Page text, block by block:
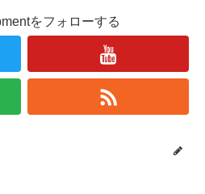
をフォローする